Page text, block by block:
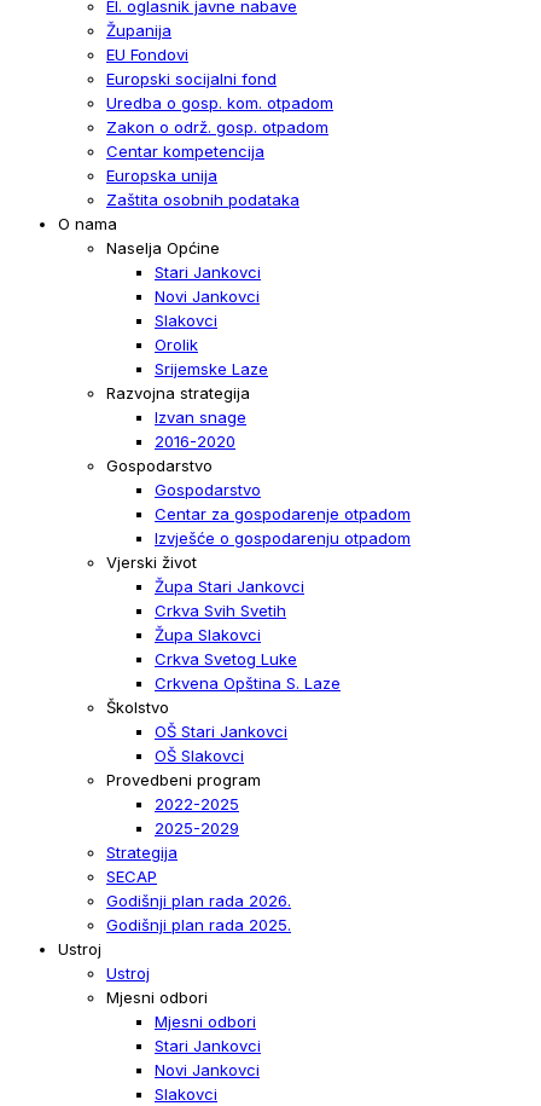
El. oglasnik javne nabave
Županija
EU Fondovi
Europski socijalni fond
Uredba o gosp. kom. otpadom
Zakon o održ. gosp. otpadom
Centar kompetencija
Europska unija
Zaštita osobnih podataka
O nama
Naselja Općine
Stari Jankovci
Novi Jankovci
Slakovci
Orolik
Srijemske Laze
Razvojna strategija
Izvan snage
2016-2020
Gospodarstvo
Gospodarstvo
Centar za gospodarenje otpadom
Izvješće o gospodarenju otpadom
Vjerski život
Župa Stari Jankovci
Crkva Svih Svetih
Župa Slakovci
Crkva Svetog Luke
Crkvena Opština S. Laze
Školstvo
OŠ Stari Jankovci
OŠ Slakovci
Provedbeni program
2022-2025
2025-2029
Strategija
SECAP
Godišnji plan rada 2026.
Godišnji plan rada 2025.
Ustroj
Ustroj
Mjesni odbori
Mjesni odbori
Stari Jankovci
Novi Jankovci
Slakovci